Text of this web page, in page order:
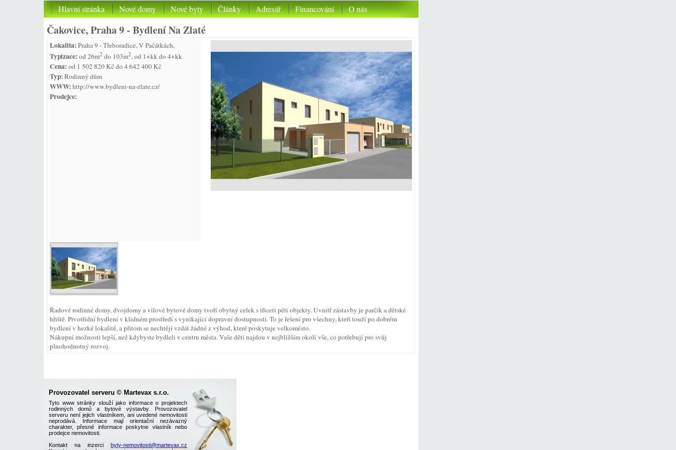
Hlavní stránka Nové domy Nové byty Články Adresář Financování O nás
Čakovice, Praha 9 - Bydlení Na Zlaté
Lokalita:Praha 9 - Třeboradice, V Pačátkách,
Typizace:od 26m2 do 103m2, od 1+kk do 4+kk
Cena:od 1 502 820 Kč do 4 642 400 Kč
Typ:Rodinný dům
WWW:http://www.bydleni-na-zlate.cz/
Prodejce:
Řadové rodinné domy, dvojdomy a vilové bytové domy tvoří obytný celek s třiceti pěti objekty. Uvnitř zástavby je parčík a dětské
hřiště. Prvotřídní bydlení v klidném prostředí s vynikající dopravní dostupností. To je řešení pro všechny, kteří touží po dobrém
bydlení v hezké lokalitě, a přitom se nechtějí vzdát žádné z výhod, které poskytuje velkoměsto.
Nákupní možnosti lepší, než kdybyste bydleli v centru města. Vaše děti najdou v nejbližším okolí vše, co potřebují pro svůj
plnohodnotný rozvoj.
Provozovatel serveru © Martevax s.r.o.
Tyto www stránky slouží jako informace o projektech
rodinných domů a bytové výstavby. Provozovatel
serveru není jejich vlastníkem, ani uvedené nemovitosti
neprodává. Informace mají orientační nezávazný
charakter, přesné informace poskytne vlastník nebo
prodejce nemovitosti.
Kontakt na inzerci byty-nemovitosti@martevax.cz